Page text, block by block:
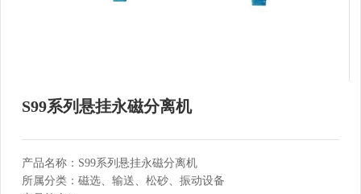
S99系列悬挂永磁分离机
产品名称：S99系列悬挂永磁分离机
所属分类：磁选、输送、松砂、振动设备